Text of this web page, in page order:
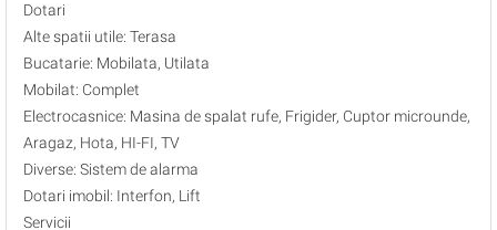
Dotari
Alte spatii utile: Terasa
Bucatarie: Mobilata, Utilata
Mobilat: Complet
Electrocasnice: Masina de spalat rufe, Frigider, Cuptor microunde,
Aragaz, Hota, HI-FI, TV
Diverse: Sistem de alarma
Dotari imobil: Interfon, Lift
Servicii